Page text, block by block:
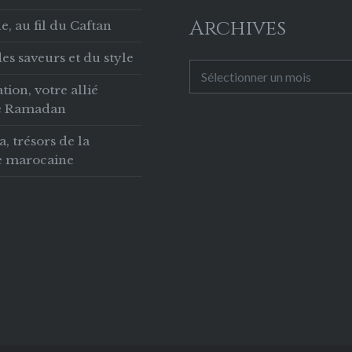
espaces dédiés à
(classes,
amphithéâtres…)
administratifs. Le
au fil du Caftan
saveurs et du style
votre allié
trésors de la
marocaine
Archives